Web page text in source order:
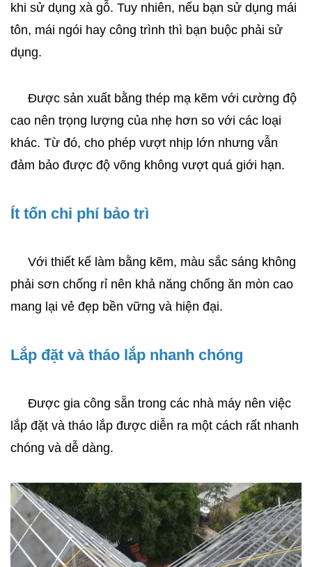
khi sử dụng xà gỗ. Tuy nhiên, nếu bạn sử dụng mái
tôn, mái ngói hay công trình thì bạn buộc phải sử
dụng.
Được sản xuất bằng thép mạ kẽm với cường độ
cao nên trọng lượng của nhẹ hơn so với các loại
khác. Từ đó, cho phép vượt nhịp lớn nhưng vẫn
đảm bảo được độ võng không vượt quá giới hạn.
Ít tốn chi phí bảo trì
Với thiết kế làm bằng kẽm, màu sắc sáng không
phải sơn chống rỉ nên khả năng chống ăn mòn cao
mang lại vẻ đẹp bền vững và hiện đại.
Lắp đặt và tháo lắp nhanh chóng
Được gia công sẵn trong các nhà máy nên việc
lắp đặt và tháo lắp được diễn ra một cách rất nhanh
chóng và dễ dàng.